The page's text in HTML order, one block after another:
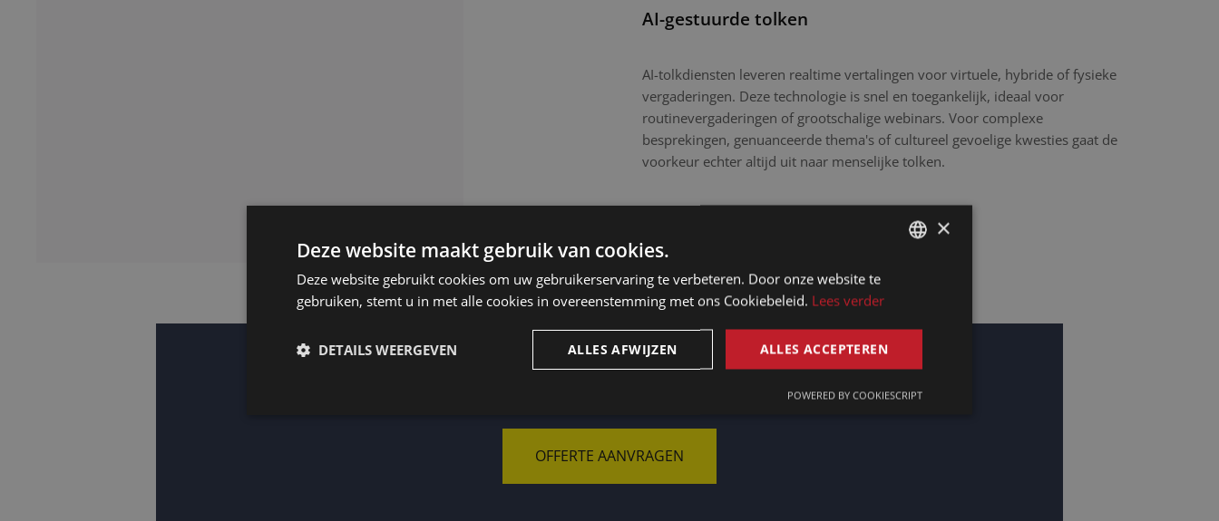
AI-gestuurde tolken
AI-tolkdiensten leveren realtime vertalingen voor virtuele, hybride of fysieke
vergaderingen. Deze technologie is snel en toegankelijk, ideaal voor
routinevergaderingen of grootschalige webinars. Voor complexe
besprekingen, genuanceerde thema's of cultureel gevoelige kwesties gaat de
voorkeur echter altijd uit naar menselijke tolken.
Op zoek naar een tolk in Wuppertal?
OFFERTE AANVRAGEN
FRENCH
ENGLISH
×
Deze website maakt gebruik van cookies.
Deze website gebruikt cookies om uw gebruikerservaring te verbeteren. Door onze website te
gebruiken, stemt u in met alle cookies in overeenstemming met ons Cookiebeleid. Lees verder
ALLES ACCEPTEREN
ALLES AFWIJZEN
DETAILS WEERGEVEN
POWERED BY COOKIESCRIPT